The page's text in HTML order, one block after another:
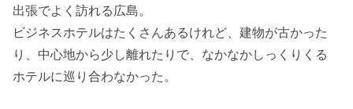
出張でよく訪れる広島。
ビジネスホテルはたくさんあるけれど、建物が古かった
り、中心地から少し離れたりで、なかなかしっくりくる
ホテルに巡り合わなかった。